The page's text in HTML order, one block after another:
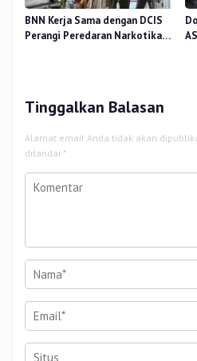
BNN Kerja Sama dengan DCIS
Perangi Peredaran Narkotika
Tinggalkan Balasan
Alamat email Anda tidak akan
ditandai *